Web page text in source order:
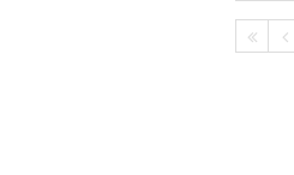
Erste
Seite